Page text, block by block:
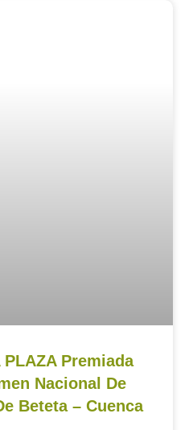
PLAZA Premiada
Nacional De
Beteta – Cuenca